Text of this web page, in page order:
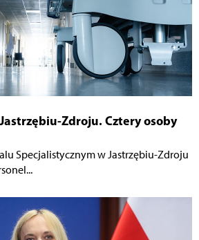
Zdroju. Cztery osoby
Specjalistycznym w Jastrzębiu-Zdroju